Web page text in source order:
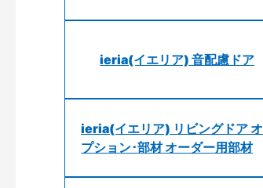
ieria(イエリア) 音配慮ドア
ieria(イエリア) リビングドア オ
プション･部材 オーダー用部材